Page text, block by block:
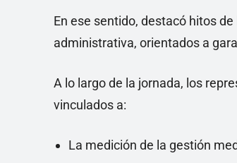
En ese sentido, destacó hitos
administrativa, orientados a
A lo largo de la jornada, los
vinculados a:
La medición de la gestión